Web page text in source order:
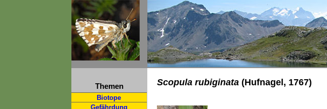
Themen
Biotope
Gefährdung
Scopula rubiginata(Hufnagel, 1767)